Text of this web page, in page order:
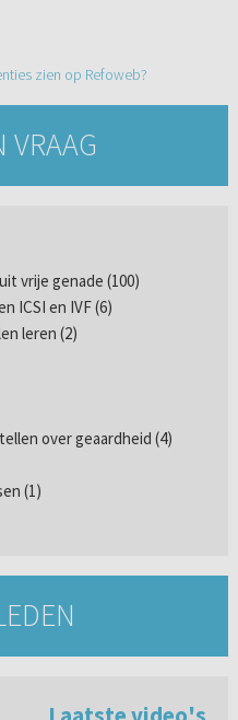
zien op Refoweb?
VRAAG
vrije genade (100)
ICSI en IVF (6)
leren (2)
over geaardheid (4)
(1)